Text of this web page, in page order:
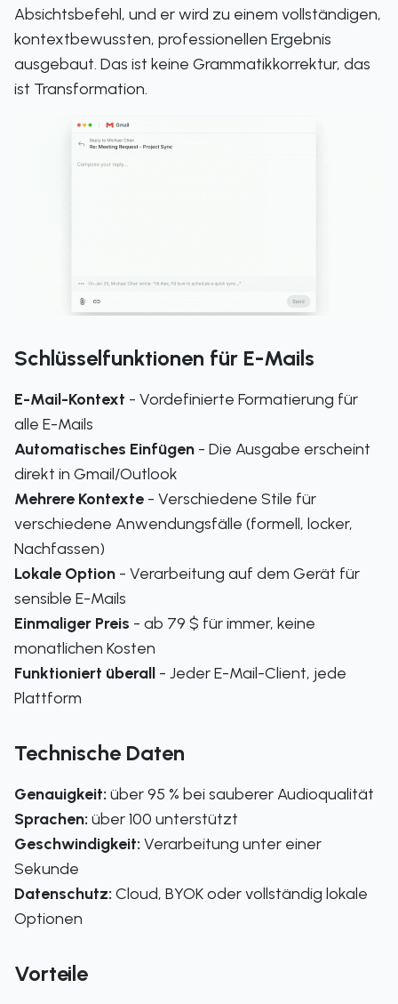
Absichtsbefehl, und er wird zu einem vollständigen,
kontextbewussten, professionellen Ergebnis
ausgebaut. Das ist keine Grammatikkorrektur, das
ist Transformation.
Schlüsselfunktionen für E-Mails
E-Mail-Kontext - Vordefinierte Formatierung für
alle E-Mails
Automatisches Einfügen - Die Ausgabe erscheint
direkt in Gmail/Outlook
Mehrere Kontexte - Verschiedene Stile für
verschiedene Anwendungsfälle (formell, locker,
Nachfassen)
Lokale Option - Verarbeitung auf dem Gerät für
sensible E-Mails
Einmaliger Preis - ab 79 $ für immer, keine
monatlichen Kosten
Funktioniert überall - Jeder E-Mail-Client, jede
Plattform
Technische Daten
Genauigkeit: über 95 % bei sauberer Audioqualität
Sprachen: über 100 unterstützt
Geschwindigkeit: Verarbeitung unter einer
Sekunde
Datenschutz: Cloud, BYOK oder vollständig lokale
Optionen
Vorteile